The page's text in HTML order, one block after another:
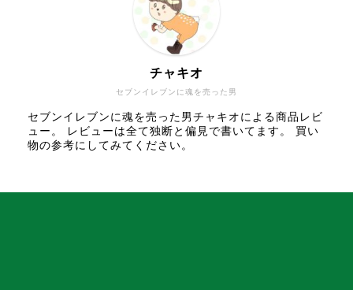
セブンイレブンに魂を売った男
チャキオ
セブンイレブンに魂を売った男チャキオによる商品レビ
ュー。 レビューは全て独断と偏見で書いてます。 買い
物の参考にしてみてください。